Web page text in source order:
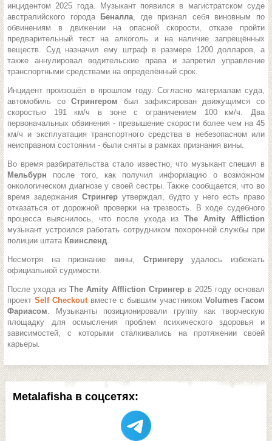
Metalafisha в соцсетях:
инцидентом 2025 года. Музыкант появился в магистратском суде
австралийского города
Беналла, где признал себя виновным по
обвинениям в движении на опасной скорости, отказе пройти
предварительный тест на алкоголь и на наличие запрещённых
веществ. Суд назначил ему штраф в размере 1200 долларов, а
также аннулировал водительские права и запретил управление
транспортными средствами на определённый срок.
Инцидент произошёл в прошлом году. Согласно материалам суда,
автомобиль соСтрингеромбыл зафиксирован движущимся со
скоростью 191 км/ч в зоне с ограничением 100 км/ч. Два
первоначальных обвинения - превышение скорости более чем на 45
км/ч и эксплуатация транспортного средства в небезопасном или
неисправном состоянии - были сняты в рамках признания вины.
Во время разбирательства стало известно, что музыкант спешил в
Мельбурн после того, как получил информацию о возможном
онкологическом диагнозе у своей сестры. Также сообщается, что во
время задержания Стрингер утверждал, будто у него есть право
отказаться от дорожной проверки на трезвость. В ходе судебного
процесса выяснилось, что после ухода изThe Amity Affliction
музыкант устроился работать сотрудником похоронной службы при
полиции штата Квинсленд.
Несмотря на признание вины, Стрингеруудалось избежать
официальной судимости.
После ухода изThe Amity Affliction Стрингер в 2025 году основал
проект Self Checkout вместе с бывшим участником Volumes Гасом
Фариасом. Музыканты позиционировали группу как творческую
площадку для осмысления проблем психического здоровья и
зависимостей, с которыми сталкивались на протяжении своей
карьеры.